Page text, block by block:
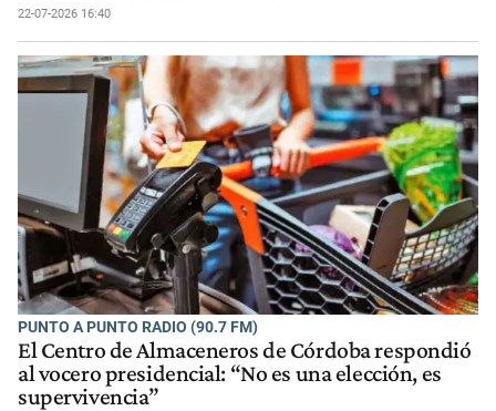
22-07-2026 16:40
PUNTO A PUNTO RADIO (90.7 FM)
El Centro de Almaceneros de Córdoba respondió
al vocero presidencial: “No es una elección, es
supervivencia”